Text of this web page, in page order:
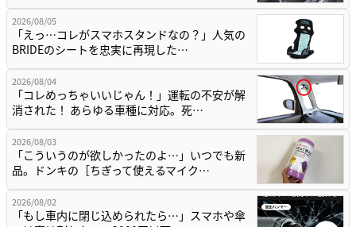
2026/08/05
「えっ…コレがスマホスタンドなの？」人気の
BRIDEのシートを忠実に再現した…
2026/08/04
「コレめっちゃいいじゃん！」運転の不安が解
消された！ あらゆる車種に対応。死…
2026/08/03
「こういうのが欲しかったのよ…」いつでも新
品。ドンキの［ちぎって使えるマイク…
2026/08/02
「もし車内に閉じ込められたら…」スマホや傘